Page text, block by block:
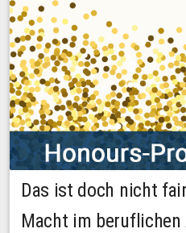
Das ist doch nicht
Macht im beruflichen